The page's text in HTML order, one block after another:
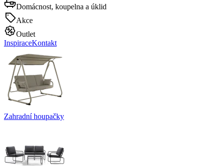
Domácnost, koupelna a úklid
Akce
Outlet
InspiraceKontakt
Zahradní houpačky